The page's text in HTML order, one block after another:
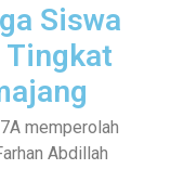
Siswa
Tingkat
memperolah
Abdillah